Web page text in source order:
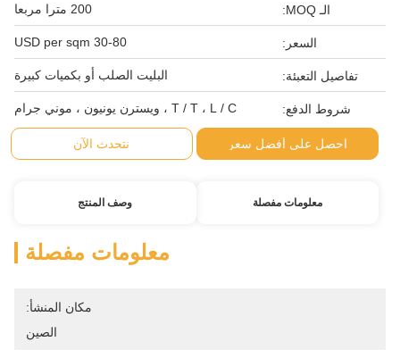
الـ MOQ: 200 مترا مربعا
السعر: 30-80 USD per sqm
تفاصيل التعبئة: البليت الصلب أو بكميات كبيرة
شروط الدفع: T / T ، L / C ، ويسترن يونيون ، موني جرام
احصل على أفضل سعر نتحدث الآن
معلومات مفصلة وصف المنتج
معلومات مفصلة
مكان المنشأ:
الصين